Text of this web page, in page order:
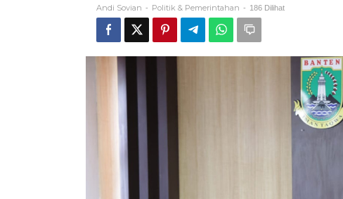
Andi Sovian - Politik & Pemerintahan - 186 Dilihat